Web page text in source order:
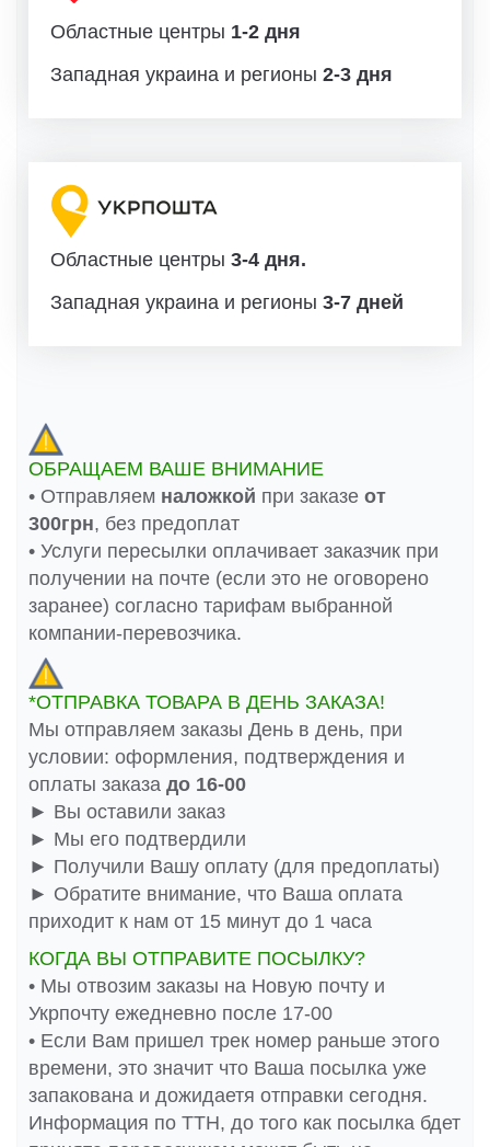
Областные центры 1-2 дня
Западная украина и регионы 2-3 дня
Областные центры 3-4 дня.
Западная украина и регионы 3-7 дней
ОБРАЩАЕМ ВАШЕ ВНИМАНИЕ
• Отправляем наложкой при заказе от
300грн, без предоплат
• Услуги пересылки оплачивает заказчик при
получении на почте (если это не оговорено
заранее) согласно тарифам выбранной
компании-перевозчика.
*ОТПРАВКА ТОВАРА В ДЕНЬ ЗАКАЗА!
Мы отправляем заказы День в день, при
условии: оформления, подтверждения и
оплаты заказа до 16-00
► Вы оставили заказ
► Мы его подтвердили
► Получили Вашу оплату (для предоплаты)
► Обратите внимание, что Ваша оплата
приходит к нам от 15 минут до 1 часа
КОГДА ВЫ ОТПРАВИТЕ ПОСЫЛКУ?
• Мы отвозим заказы на Новую почту и
Укрпочту ежедневно после 17-00
• Если Вам пришел трек номер раньше этого
времени, это значит что Ваша посылка уже
запакована и дожидаетя отправки сегодня.
Информация по ТТН, до того как посылка бдет